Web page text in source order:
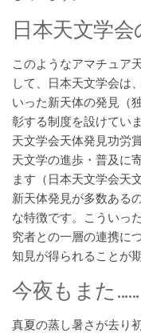
日本天文学
このようなアマチュア
して、日本天文学会は
いった新天体の発見（
彰する制度を設けてい
天文学会天体発見功労
天文学の進歩・普及に
ます（日本天文学会天
新天体発見が多数ある
な特徴です。こういっ
究者との一層の連携に
知見が得られることが
今夜もまた……
真夏の蒸し暑さが去り